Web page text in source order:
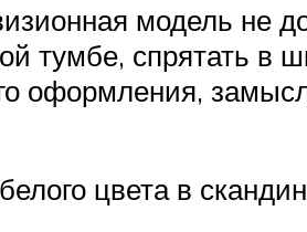
модель не
тумбе, спрятать
оформления,
цвета в